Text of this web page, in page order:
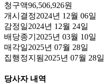
청구액96,506,926원
개시결정2024년 12월 06일
감정일2024년 12월 24일
배당종기 2025년 03월 10일
매각일2025년 07월 28일
집행정지됨2025년 07월 28일
당사자 내역